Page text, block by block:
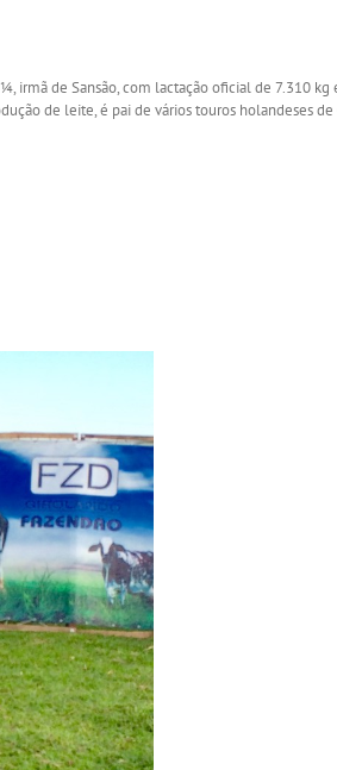
irmã de Sansão, com lactação oficial de 7.310
de leite, é pai de vários touros holandeses de